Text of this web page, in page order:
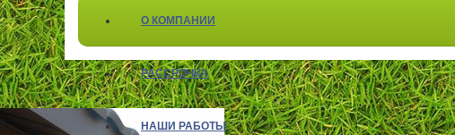
О КОМПАНИИ
РАССРОЧКА
НАШИ РАБОТЫ